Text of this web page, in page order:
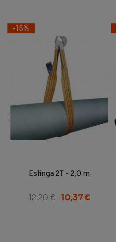
-15%
Eslinga 2T - 2,0 m
12,20 € 10,37 €